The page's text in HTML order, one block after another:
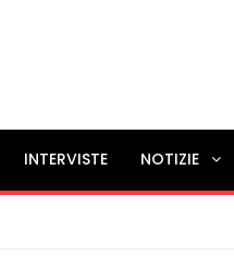
INTERVISTE NOTIZIE